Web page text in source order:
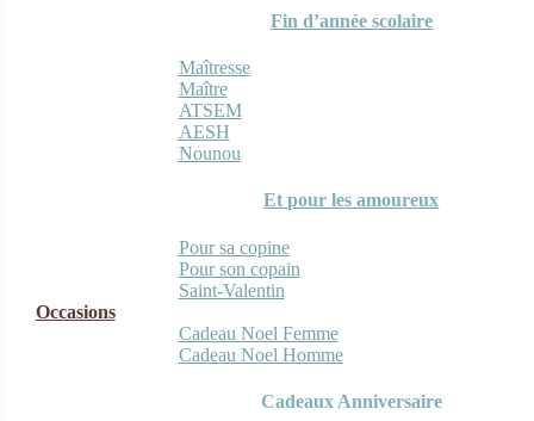
Fin d’année scolaire
Maîtresse
Maître
ATSEM
AESH
Nounou
Et pour les amoureux
Pour sa copine
Pour son copain
Saint-Valentin
Occasions
Cadeau Noel Femme
Cadeau Noel Homme
Cadeaux Anniversaire